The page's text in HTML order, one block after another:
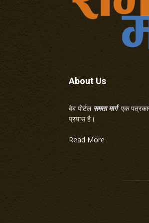
About Us
वेब पोर्टल समता मार्गएक
प्रयास है।
Read More